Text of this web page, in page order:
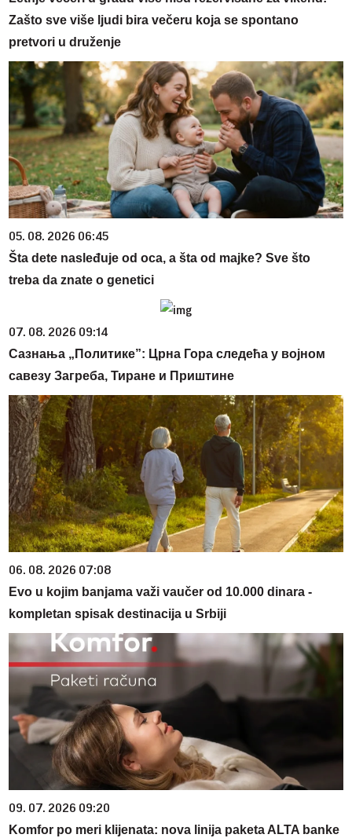
Zašto sve više ljudi bira večeru koja se spontano
pretvori u druženje
05. 08. 2026 06:45
Šta dete nasleđuje od oca, a šta od majke? Sve što
treba da znate o genetici
07. 08. 2026 09:14
Сазнања „Политике”: Црна Гора следећа у војном
савезу Загреба, Тиране и Приштине
06. 08. 2026 07:08
Evo u kojim banjama važi vaučer od 10.000 dinara -
kompletan spisak destinacija u Srbiji
09. 07. 2026 09:20
Komfor po meri klijenata: nova linija paketa ALTA banke